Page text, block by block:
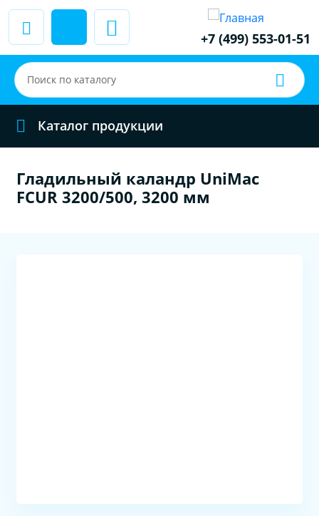
+7 (499) 553-01-51
Каталог продукции
Гладильный каландр UniMac
FCUR 3200/500, 3200 мм